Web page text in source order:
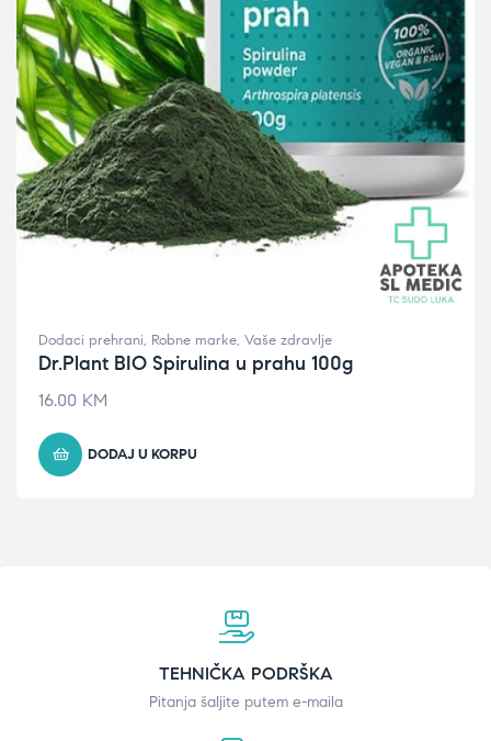
Dodaci prehrani, Robne marke, Vaše zdravlje
Dr.Plant BIO Spirulina u prahu 100g
16.00 KM
DODAJ U KORPU
TEHNIČKA PODRŠKA
Pitanja šaljite putem e-maila